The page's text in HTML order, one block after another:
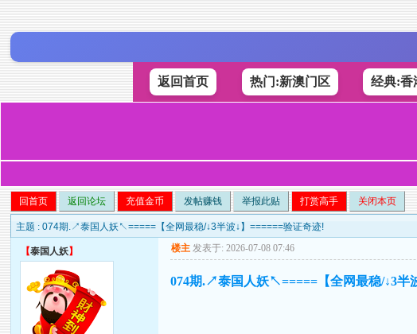
返回首页 热门:新澳门区 经典:香
回首页 返回论坛 充值金币 发帖赚钱 举报此贴 打赏高手 关闭本页
主题 :074期.↗泰国人妖↖=====【全网最稳/↓3半波↓】======验证奇迹!
【泰国人妖】 楼主 发表于: 2026-07-08 07:46
074期.↗泰国人妖↖=====【全网最稳/↓3半